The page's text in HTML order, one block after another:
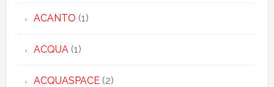
ACANTO (1)
ACQUA(1)
ACQUASPACE(2)